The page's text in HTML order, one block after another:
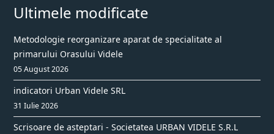
Ultimele modificate
Metodologie reorganizare aparat de specialitate al
primarului Orasului Videle
05 August 2026
indicatori Urban Videle SRL
31 Iulie 2026
Scrisoare de asteptari - Societatea URBAN VIDELE S.R.L